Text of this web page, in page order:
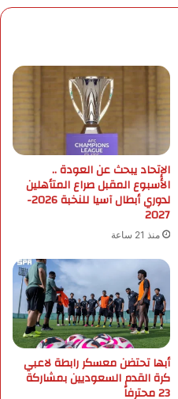
الإتحاد يبحث عن العودة ..
الأسبوع المقبل صراع المتأهلين
لدوري أبطال آسيا للنخبة 2026-
2027
منذ 21 ساعة
أبها تحتضن معسكر رابطة لاعبي
كرة القدم السعوديين بمشاركة
23 محترفاً